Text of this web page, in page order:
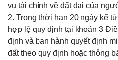
vụ tài chính về đất đai của
2. Trong thời hạn 20 ngày kể
hợp lệ quy định tại khoản 3
định và ban hành quyết định
đất theo quy định hoặc thông